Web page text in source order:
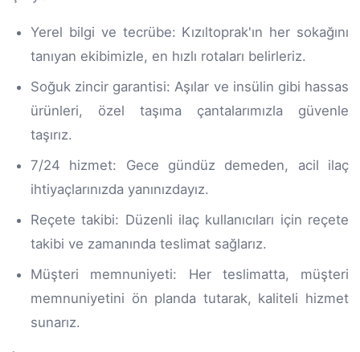
Yerel bilgi ve tecrübe: Kızıltoprak'ın her sokağını
tanıyan ekibimizle, en hızlı rotaları belirleriz.
Soğuk zincir garantisi: Aşılar ve insülin gibi hassas
ürünleri, özel taşıma çantalarımızla güvenle
taşırız.
7/24 hizmet: Gece gündüz demeden, acil ilaç
ihtiyaçlarınızda yanınızdayız.
Reçete takibi: Düzenli ilaç kullanıcıları için reçete
takibi ve zamanında teslimat sağlarız.
Müşteri memnuniyeti: Her teslimatta, müşteri
memnuniyetini ön planda tutarak, kaliteli hizmet
sunarız.